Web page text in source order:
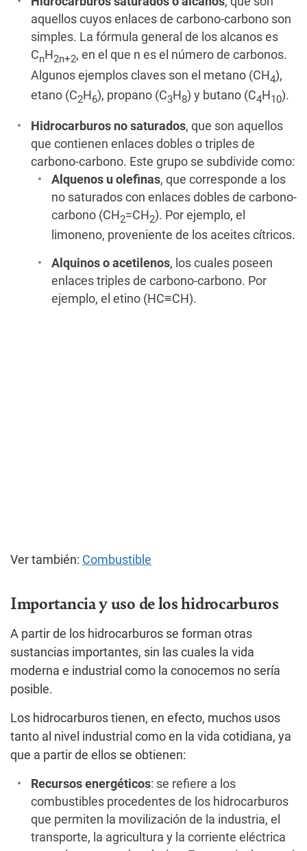
aquellos cuyos enlaces de carbono-carbono son
simples. La fórmula general de los alcanos es
CnH2n+2, en el que n es el número de carbonos.
Algunos ejemplos claves son el metano (CH4),
etano (C2H 6), propano (C3H 8) y butano (C4H 10).
Hidrocarburos no saturados, que son aquellos
que contienen enlaces dobles o triples de
carbono-carbono. Este grupo se subdivide como:
Alquenos u olefinas, que corresponde a los
no saturados con enlaces dobles de carbono-
carbono (CH2=CH2). Por ejemplo, el
limoneno, proveniente de los aceites cítricos.
Alquinos o acetilenos, los cuales poseen
enlaces triples de carbono-carbono. Por
ejemplo, el etino (HC≡CH).
Ver también: Combustible
Importancia y uso de los hidrocarburos
A partir de los hidrocarburos se forman otras
sustancias importantes, sin las cuales la vida
moderna e industrial como la conocemos no sería
posible.
Los hidrocarburos tienen, en efecto, muchos usos
tanto al nivel industrial como en la vida cotidiana, ya
que a partir de ellos se obtienen:
Recursos energéticos: se refiere a los
combustibles procedentes de los hidrocarburos
que permiten la movilización de la industria, el
transporte, la agricultura y la corriente eléctrica